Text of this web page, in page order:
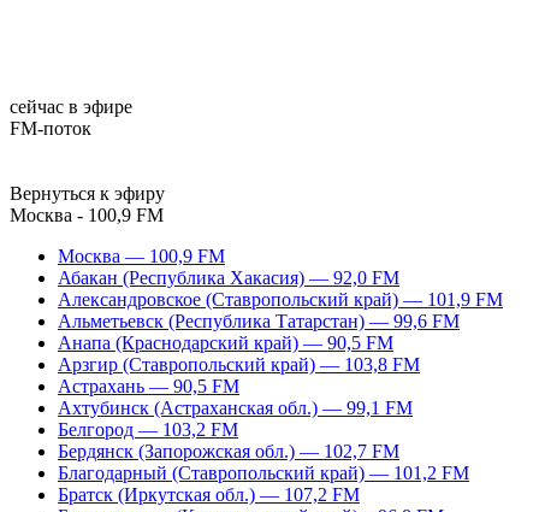
сейчас в эфире
FM-поток
Вернуться к эфиру
Москва - 100,9 FM
Москва — 100,9 FM
Абакан (Республика Хакасия) — 92,0 FM
Александровское (Ставропольский край) — 101,9 FM
Альметьевск (Республика Татарстан) — 99,6 FM
Анапа (Краснодарский край) — 90,5 FM
Арзгир (Ставропольский край) — 103,8 FM
Астрахань — 90,5 FM
Ахтубинск (Астраханская обл.) — 99,1 FM
Белгород — 103,2 FM
Бердянск (Запорожская обл.) — 102,7 FM
Благодарный (Ставропольский край) — 101,2 FM
Братск (Иркутская обл.) — 107,2 FM